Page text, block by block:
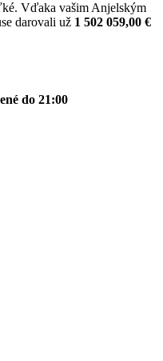
Vďaka vašim Anjelským
darovali už 1 502 059,00 €
do 21:00